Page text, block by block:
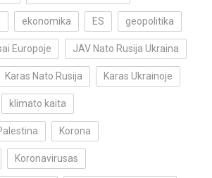
ekonomika ES geopolitika
Europoje JAV Nato Rusija Ukraina
Karas Nato Rusija Karas Ukrainoje
klimato kaita
Korona
Koronavirusas